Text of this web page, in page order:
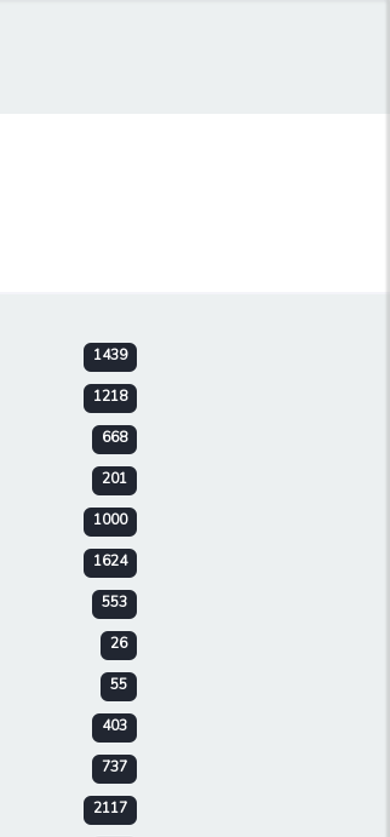
1439
1218
668
201
1000
1624
553
26
55
403
737
2117